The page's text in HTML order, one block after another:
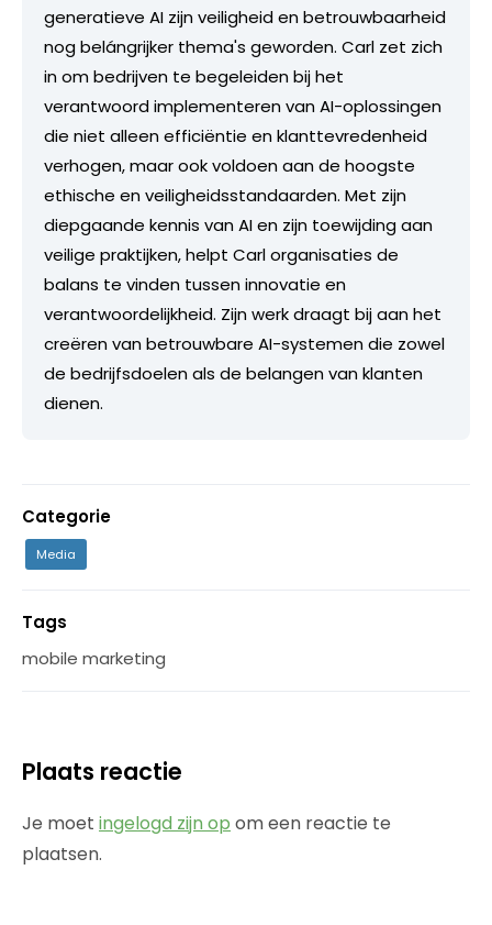
generatieve AI zijn veiligheid en betrouwbaarheid
nog belángrijker thema's geworden. Carl zet zich
in om bedrijven te begeleiden bij het
verantwoord implementeren van AI-oplossingen
die niet alleen efficiëntie en klanttevredenheid
verhogen, maar ook voldoen aan de hoogste
ethische en veiligheidsstandaarden. Met zijn
diepgaande kennis van AI en zijn toewijding aan
veilige praktijken, helpt Carl organisaties de
balans te vinden tussen innovatie en
verantwoordelijkheid. Zijn werk draagt bij aan het
creëren van betrouwbare AI-systemen die zowel
de bedrijfsdoelen als de belangen van klanten
dienen.
Categorie
Media
Tags
mobile marketing
Plaats reactie
Je moet ingelogd zijn op om een reactie te
plaatsen.